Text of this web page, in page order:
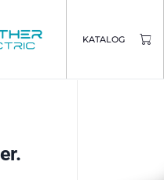
KATALOG